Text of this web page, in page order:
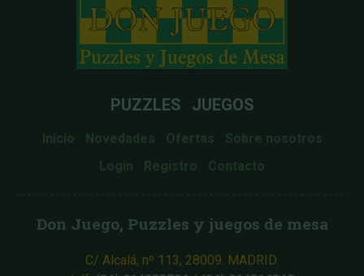
PUZZLES JUEGOS
Inicio Novedades Ofertas
Sobre nosotros
Login
Registro Contacto
Don Juego, Puzzles y juegos de mesa
C/ Alcalá, nº 113, 28009. MADRID.